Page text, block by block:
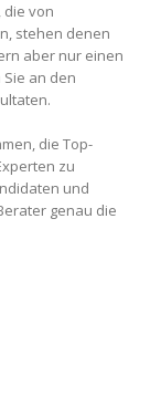
die von
stehen denen
aber nur einen
an den
die Top-
zu
und
genau die